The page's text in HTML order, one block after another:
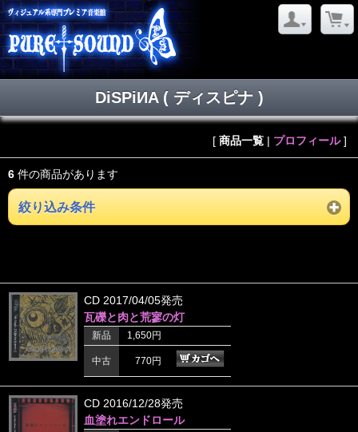
DiSPiИA ( ディスピナ )
[ 商品一覧 | プロフィール]
6 件の商品があります
絞り込み条件
CD 2017/04/05発売
瓦礫と肉と荒寥の灯
新品 1,650円
中古 770円
CD 2016/12/28発売
血塗れエンドロール